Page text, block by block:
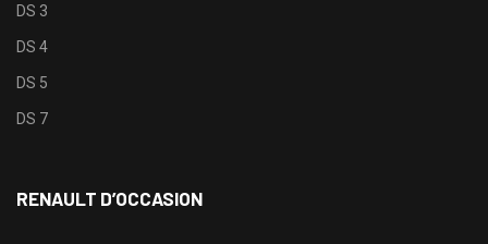
DS 3
DS 4
DS 5
DS 7
RENAULT D’OCCASION